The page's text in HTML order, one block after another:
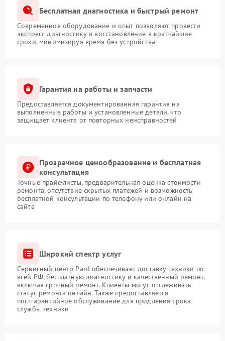
Бесплатная диагностика и быстрый ремонт
Современное оборудование и опыт позволяют провести
экспресс-диагностику и восстановление в кратчайшие
сроки, минимизируя время без устройства
Гарантия на работы и запчасти
Предоставляется документированная гарантия на
выполненные работы и установленные детали, что
защищает клиента от повторных неисправностей
Прозрачное ценообразование и бесплатная
консультация
Точные прайс-листы, предварительная оценка стоимости
ремонта, отсутствие скрытых платежей и возможность
бесплатной консультации по телефону или онлайн на
сайте
Широкий спектр услуг
Сервисный центр Pard обеспечивает доставку техники по
всей РФ, бесплатную диагностику и качественный ремонт,
включая срочный ремонт. Клиенты могут отслеживать
статус ремонта онлайн. Также предоставляется
постгарантийное обслуживание для продления срока
службы техники